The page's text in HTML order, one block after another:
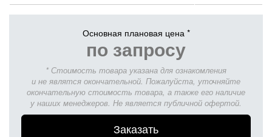
Основная плановая цена *
по запросу
* Стоимость товара указана для ознакомления
и не являтся окончательной. Пожалуйста, уточняйте
окончательную стоимость товара, а также его наличие
у наших менеджеров. Не является публичной офертой.
Заказать